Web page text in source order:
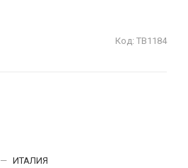
Код: ТВ1184
— ИТАЛИЯ